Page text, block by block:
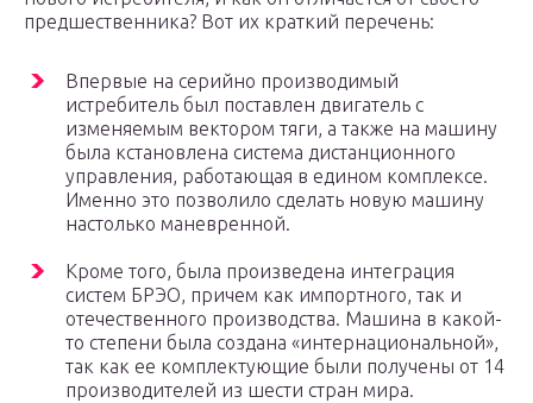
предшественника? Вот их краткий перечень:
Впервые на серийно производимый
истребитель был поставлен двигатель с
изменяемым вектором тяги, а также на машину
была кстановлена система дистанционного
управления, работающая в едином комплексе.
Именно это позволило сделать новую машину
настолько маневренной.
Кроме того, была произведена интеграция
систем БРЭО, причем как импортного, так и
отечественного производства. Машина в какой-
то степени была создана «интернациональной»,
так как ее комплектующие были получены от 14
производителей из шести стран мира.